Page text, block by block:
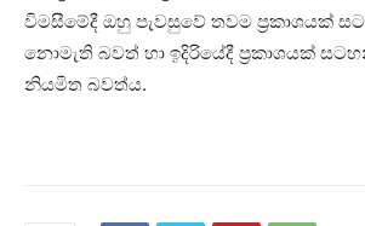
විමසීමේදී ඔහු පැවසුවේ තවම ප්‍රකාශයක්
නොමැති බවත් හා ඉදිරියේදී ප්‍රකාශයක්
නියමිත බවත්ය.